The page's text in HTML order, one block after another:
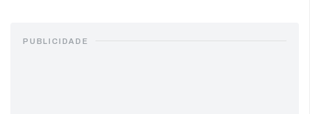
PUBLICIDADE